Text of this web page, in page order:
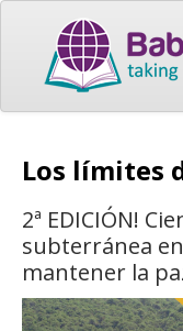
Los límites
2ª EDICIÓN!
subterránea
mantener la